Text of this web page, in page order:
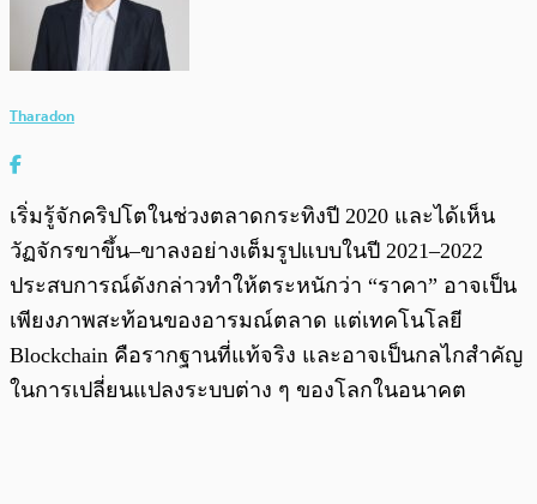
Tharadon
เริ่มรู้จักคริปโตในช่วงตลาดกระทิงปี 2020 และได้เห็น
วัฏจักรขาขึ้น–ขาลงอย่างเต็มรูปแบบในปี 2021–2022
ประสบการณ์ดังกล่าวทำให้ตระหนักว่า “ราคา” อาจเป็น
เพียงภาพสะท้อนของอารมณ์ตลาด แต่เทคโนโลยี
Blockchain คือรากฐานที่แท้จริง และอาจเป็นกลไกสำคัญ
ในการเปลี่ยนแปลงระบบต่าง ๆ ของโลกในอนาคต